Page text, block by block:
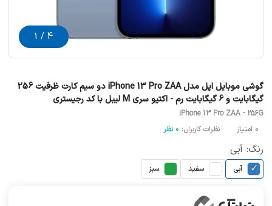
4 / 1
گوشی موبایل اپل مدل iPhone 13 Pro ZAA دو سیم‌ کارت ظرفیت 256
گیگابایت و 6 گیگابایت رم - اکتیو سری M لیبل با کد رجیستری
iPhone 13 Pro ZAA - 256G
0 امتیاز
نظرات کاربران: 0 نظر
رنگ: آبی
✓
آبی سفید سبز